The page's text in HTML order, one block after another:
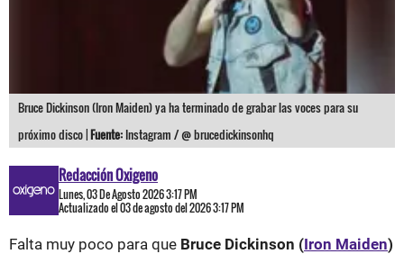
Bruce Dickinson (Iron Maiden) ya ha terminado de grabar las voces para su
próximo disco |Fuente: Instagram / @ brucedickinsonhq
Redacción Oxigeno
Lunes, 03 De Agosto 2026 3:17 PM
Actualizado el 03 de agosto del 2026 3:17 PM
Falta muy poco para que Bruce Dickinson (Iron Maiden)